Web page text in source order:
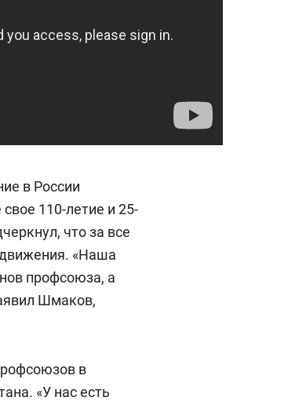
в России
110-летие и 25-
что за все
«Наша
профсоюза, а
Шмаков,
в
«У нас есть